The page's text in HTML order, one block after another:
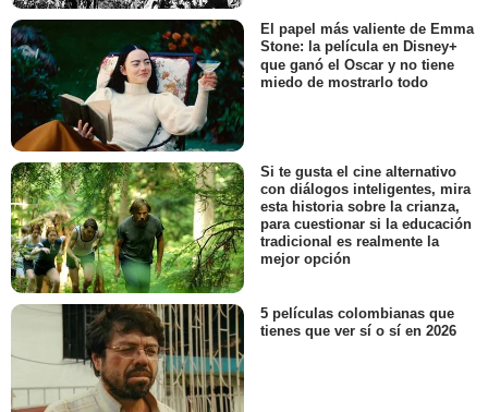
El papel más valiente de Emma
Stone: la película en Disney+
que ganó el Oscar y no tiene
miedo de mostrarlo todo
Si te gusta el cine alternativo
con diálogos inteligentes, mira
esta historia sobre la crianza,
para cuestionar si la educación
tradicional es realmente la
mejor opción
5 películas colombianas que
tienes que ver sí o sí en 2026